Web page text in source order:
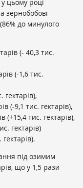
у цьому році
зернобобові
до минулого
(- 40,3 тис.
(-1,6 тис.
гектарів),
(-9,1 тис. гектарів),
(+15,4 тис. гектарів),
гектарів)
під озимим
що у 1,5 рази